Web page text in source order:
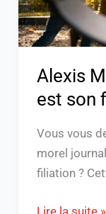
Alexis
est son
Vous vous
morel
filiation ?
fils
et
son
parcours
Lire la suite »